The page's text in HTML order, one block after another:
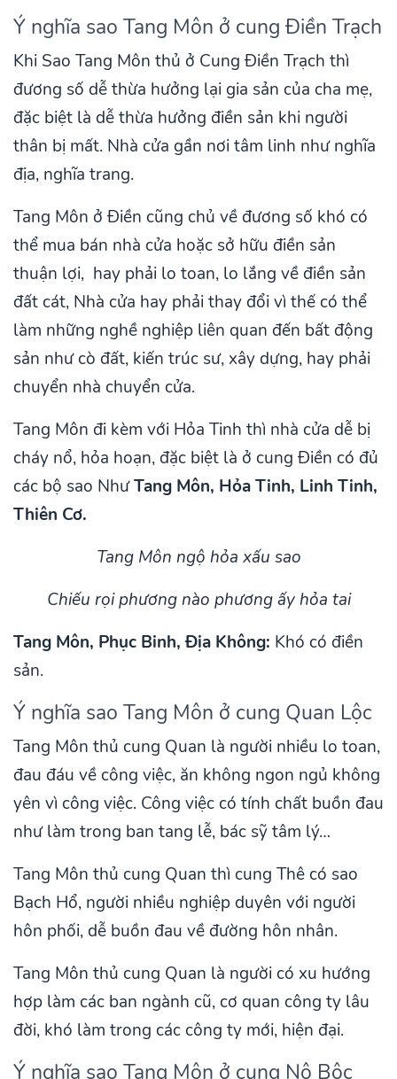
Ý nghĩa sao Tang Môn ở cung Điền Trạch
Khi Sao Tang Môn thủ ở Cung Điền Trạch thì
đương số dễ thừa hưởng lại gia sản của cha mẹ,
đặc biệt là dễ thừa hưởng điền sản khi người
thân bị mất. Nhà cửa gần nơi tâm linh như nghĩa
địa, nghĩa trang.
Tang Môn ở Điền cũng chủ về đương số khó có
thể mua bán nhà cửa hoặc sở hữu điền sản
thuận lợi, hay phải lo toan, lo lắng về điền sản
đất cát, Nhà cửa hay phải thay đổi vì thế có thể
làm những nghề nghiệp liên quan đến bất động
sản như cò đất, kiến trúc sư, xây dựng, hay phải
chuyển nhà chuyển cửa.
Tang Môn đi kèm với Hỏa Tinh thì nhà cửa dễ bị
cháy nổ, hỏa hoạn, đặc biệt là ở cung Điền có đủ
các bộ sao NhưTang Môn, Hỏa Tinh, Linh Tinh,
Thiên Cơ.
Tang Môn ngộ hỏa xấu sao
Chiếu rọi phương nào phương ấy hỏa tai
Tang Môn, Phục Binh, Địa Không: Khó có điền
sản.
Ý nghĩa sao Tang Môn ở cung Quan Lộc
Tang Môn thủ cung Quan là người nhiều lo toan,
đau đáu về công việc, ăn không ngon ngủ không
yên vì công việc. Công việc có tính chất buồn đau
như làm trong ban tang lễ, bác sỹ tâm lý…
Tang Môn thủ cung Quan thì cung Thê có sao
Bạch Hổ, người nhiều nghiệp duyên với người
hôn phối, dễ buồn đau về đường hôn nhân.
Tang Môn thủ cung Quan là người có xu hướng
hợp làm các ban ngành cũ, cơ quan công ty lâu
đời, khó làm trong các công ty mới, hiện đại.
Ý nghĩa sao Tang Môn ở cung Nô Bộc